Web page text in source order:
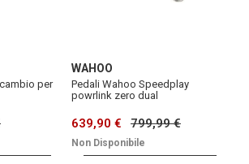
per
WAHOO
Pedali Wahoo Speedplay
powrlink zero dual
639,90 € 799,99 €
Non Disponibile